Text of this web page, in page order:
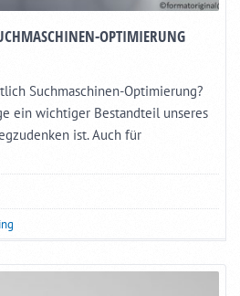
OPTIMIERUNG
Suchmaschinen-Optimierung?
ein wichtiger Bestandteil unseres
ist. Auch für